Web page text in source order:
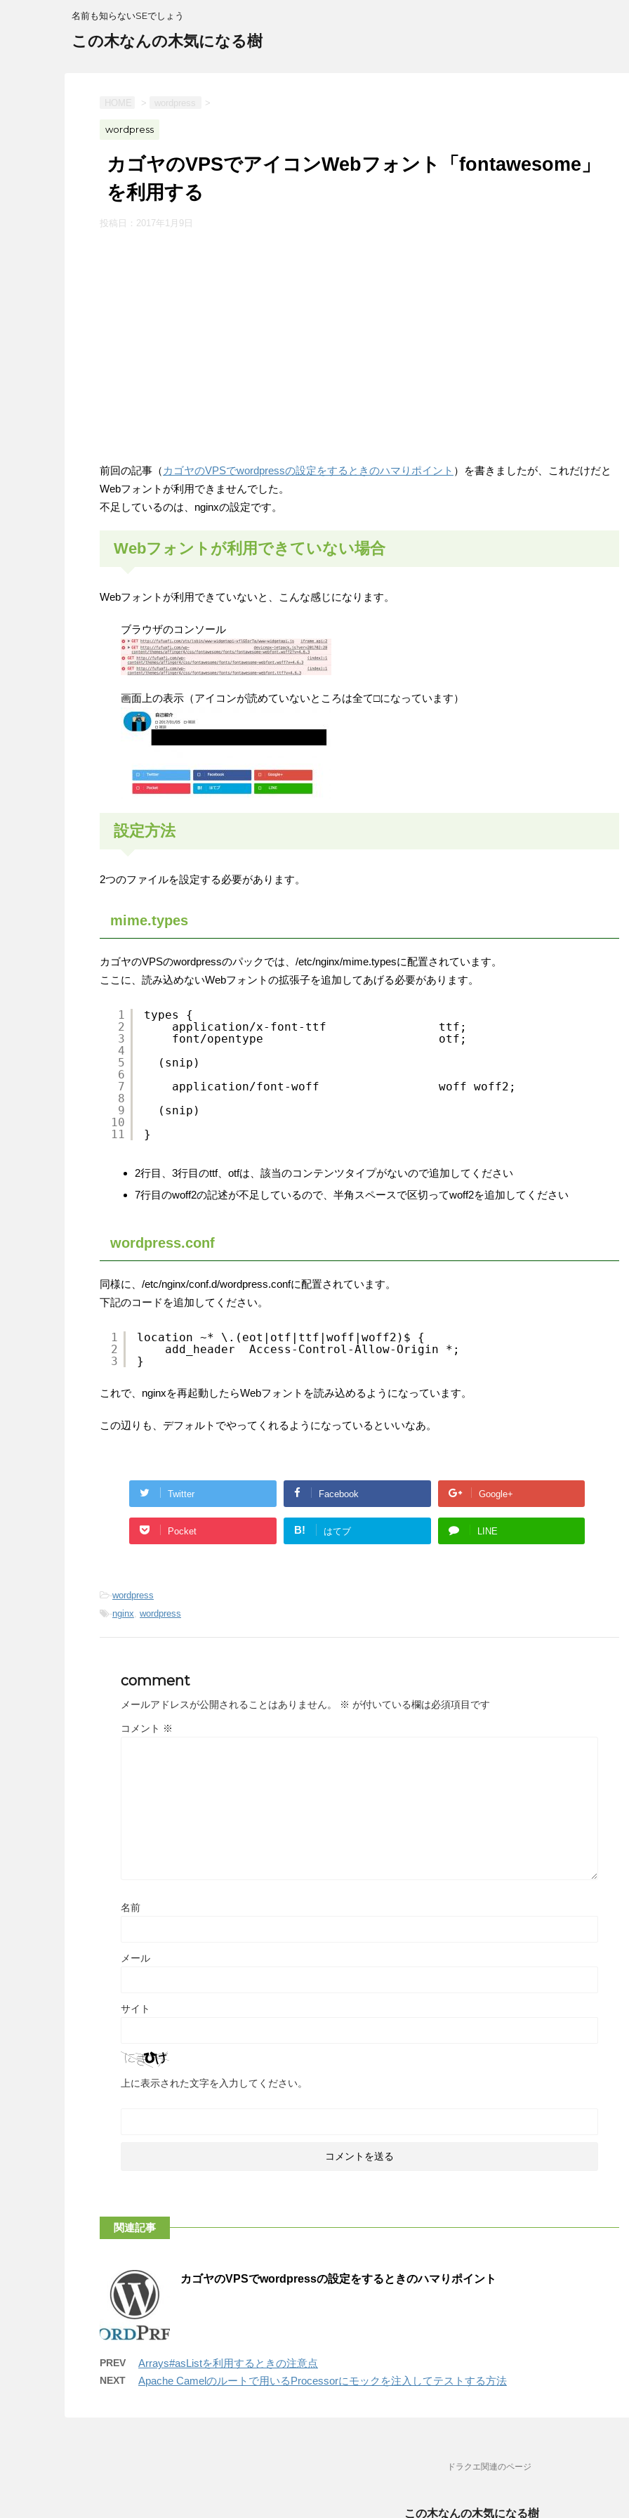
名前も知らないSEでしょう
この木なんの木気になる樹
HOME > wordpress >
wordpress
カゴヤのVPSでアイコンWebフォント「fontawesome」
を利用する
投稿日： 2017年1月9日
前回の記事（ カゴヤのVPSでwordpressの設定をするときのハマりポイント ）を書きましたが、これだけだと
Webフォントが利用できませんでした。
不足しているのは、nginxの設定です。
Webフォントが利用できていない場合
Webフォントが利用できていないと、こんな感じになります。
ブラウザのコンソール
画面上の表示（アイコンが読めていないところは全て□になっています）
設定方法
2つのファイルを設定する必要があります。
mime.types
カゴヤのVPSのwordpressのパックでは、/etc/nginx/mime.typesに配置されています。
ここに、読み込めないWebフォントの拡張子を追加してあげる必要があります。
1
2
3
4
5
6
7
8
9
10
11
types {
application/x-font-ttf                ttf;
font/opentype                         otf;
(snip)
application/font-woff                 woff woff2;
(snip)
}
2行目、3行目のttf、otfは、該当のコンテンツタイプがないので追加してください
7行目のwoff2の記述が不足しているので、半角スペースで区切ってwoff2を追加してください
wordpress.conf
同様に、/etc/nginx/conf.d/wordpress.confに配置されています。
下記のコードを追加してください。
1
2
3
location ~* \.(eot|otf|ttf|woff|woff2)$ {
add_header  Access-Control-Allow-Origin *;
}
これで、nginxを再起動したらWebフォントを読み込めるようになっています。
この辺りも、デフォルトでやってくれるようになっているといいなあ。
Twitter Facebook Google+
Pocket B! はてブ LINE
-wordpress
-nginx, wordpress
comment
メールアドレスが公開されることはありません。 ※ が付いている欄は必須項目です
コメント ※
名前
メール
サイト
上に表示された文字を入力してください。
関連記事
カゴヤのVPSでwordpressの設定をするときのハマりポイント
PREV Arrays#asListを利用するときの注意点
NEXT Apache Camelのルートで用いるProcessorにモックを注入してテストする方法
ドラクエ関連のページ
この木なんの木気になる樹